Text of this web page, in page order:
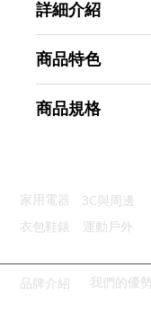
詳細介紹
商品特色
迷人香味：迷人又
商品規格
主要材質：天然大
商品尺寸：
產地名稱：中國大
代理商：亞桓有限
家用電器 3C與周邊
衣包鞋錶
運動戶外
品牌介紹 我們的優勢